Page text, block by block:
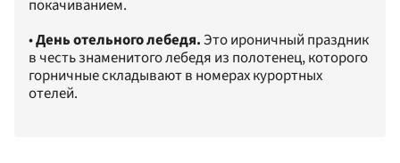
покачиванием.
•День отельного лебедя.Это ироничный праздник
в честь знаменитого лебедя из полотенец, которого
горничные складывают в номерах курортных
отелей.